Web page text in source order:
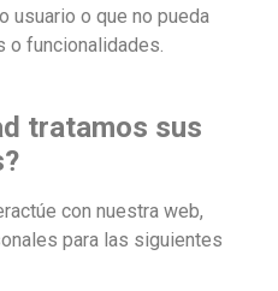
usuario o que no pueda
funcionalidades.
tratamos sus
con nuestra web,
para las siguientes